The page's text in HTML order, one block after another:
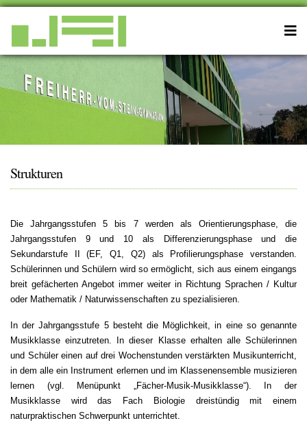
Strukturen
Die Jahrgangsstufen 5 bis 7 werden als Orientierungsphase, die
Jahrgangsstufen 9 und 10 als Differenzierungsphase und die
Sekundarstufe II (EF, Q1, Q2) als Profilierungsphase verstanden.
Schülerinnen und Schülern wird so ermöglicht, sich aus einem eingangs
breit gefächerten Angebot immer weiter in Richtung Sprachen / Kultur
oder Mathematik / Naturwissenschaften zu spezialisieren.
In der Jahrgangsstufe 5 besteht die Möglichkeit, in eine so genannte
Musikklasse einzutreten. In dieser Klasse erhalten alle Schülerinnen
und Schüler einen auf drei Wochenstunden verstärkten Musikunterricht,
in dem alle ein Instrument erlernen und im Klassenensemble musizieren
lernen (vgl. Menüpunkt „Fächer-Musik-Musikklasse“). In der
Musikklasse wird das Fach Biologie dreistündig mit einem
naturpraktischen Schwerpunkt unterrichtet.